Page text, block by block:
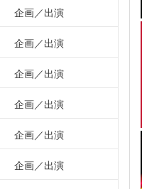
企画 出演
企画 出演
企画 出演
企画 出演
企画 出演
企画 出演